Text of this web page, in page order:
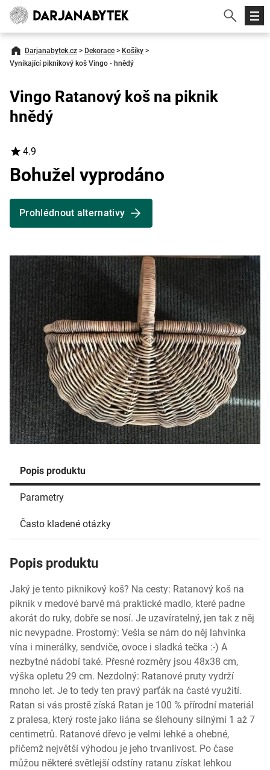
Darjanabytek.cz > Dekorace > Košíky >
Vynikající piknikový koš Vingo - hnědý
Popis produktu
Parametry
Často kladené otázky
Popis produktu
Jaký je tento piknikový koš? Na cesty: Ratanový koš na
piknik v medové barvě má praktické madlo, které padne
akorát do ruky, dobře se nosí. Je uzavíratelný, jen tak z něj
nic nevypadne. Prostorný: Vešla se nám do něj lahvinka
vína i minerálky, sendviče, ovoce i sladká tečka :-) A
nezbytné nádobí také. Přesné rozměry jsou 48x38 cm,
výška opletu 29 cm. Nezdolný: Ratanové pruty vydrží
mnoho let. Je to tedy ten pravý parťák na časté využití.
Ratan si vás prostě získá Ratan je 100 % přírodní materiál
z pralesa, který roste jako liána se šlehouny silnými 1 až 7
centimetrů. Ratanové dřevo je velmi lehké a ohebné,
přičemž největší výhodou je jeho trvanlivost. Po čase
můžou některé světlejší odstíny ratanu získat lehkou
Vingo Ratanový koš na piknik
hnědý
4.9
Bohužel vyprodáno
Prohlédnout alternativy